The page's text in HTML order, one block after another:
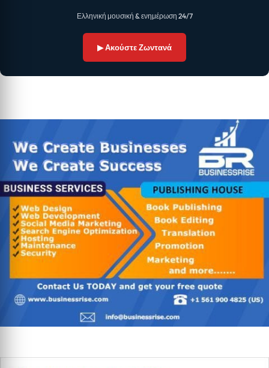
Ελληνική μουσική & ενημέρωση 24/7
▶ Ακούστε Ζωντανά